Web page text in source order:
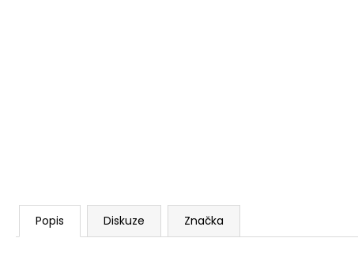
Popis Diskuze Značka